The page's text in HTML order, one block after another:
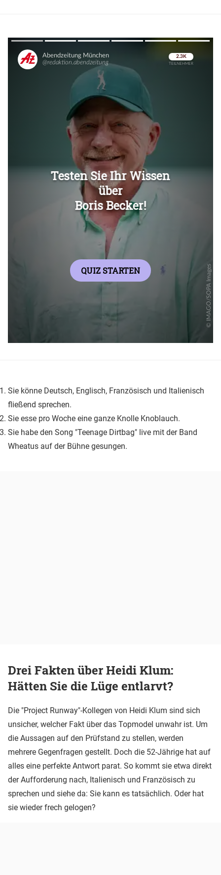
Überspringen
Sie könne Deutsch, Englisch, Französisch und Italienisch
fließend sprechen.
Sie esse pro Woche eine ganze Knolle Knoblauch.
Sie habe den Song "Teenage Dirtbag" live mit der Band
Wheatus auf der Bühne gesungen.
Drei Fakten über Heidi Klum:
Hätten Sie die Lüge entlarvt?
Die "Project Runway"-Kollegen von Heidi Klum sind sich
unsicher, welcher Fakt über das Topmodel unwahr ist. Um
die Aussagen auf den Prüfstand zu stellen, werden
mehrere Gegenfragen gestellt. Doch die 52-Jährige hat auf
alles eine perfekte Antwort parat. So kommt sie etwa direkt
der Aufforderung nach, Italienisch und Französisch zu
sprechen und siehe da: Sie kann es tatsächlich. Oder hat
sie wieder frech gelogen?